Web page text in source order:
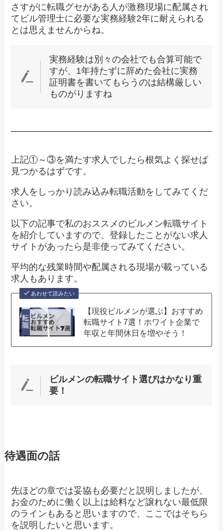
さすがに転職グセがある人が激務現場に配属され
てビル管理士に必要な実務経験2年に耐えられる
とは思えませんからね。
実務経験は別々の会社でも合算可能で
すが、1年持たずに辞めた会社に実務
証明書を書いてもらうのは結構厳しい
ものがりますね
上記①～③を満たす求人でしたら根気よく探せば
見つかるはずです。
求人をしっかり読み込み転職活動をしてみてくだ
さい。
以下の記事で私のおススメのビルメン転職サイト
を紹介していますので、登録したことがない求人
サイトがあったら是非使ってみてください。
平均的な残業時間や配属される現場が載っている
求人もあります。
あわせて読みたい
【現役ビルメンが選ぶ】おすすめ
転職サイト7選！ホワイト企業で
年収と年間休日を増やそう！
ビルメンの転職サイト選びはかなり重
要！
待遇面の話
先ほどの章では妥協も必要だと説明しましたが、
お金のために働く以上は給料など譲れない最低限
のラインもあると思いますので、ここではそちら
を説明したいと思います。